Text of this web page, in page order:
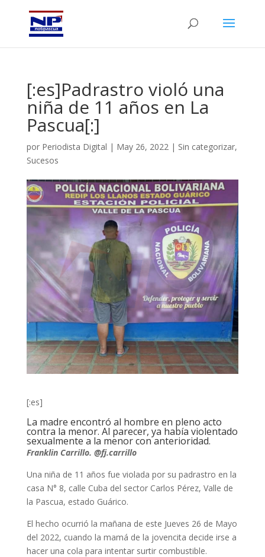
[:es]Padrastro violó una
niña de 11 años en La
Pascua[:]
por Periodista Digital | May 26, 2022| Sin categorizar,
Sucesos
[:es]
La madre encontró al hombre en pleno acto
contra la menor. Al parecer, ya había violentado
sexualmente a la menor con anterioridad.
Franklin Carrillo. @fj.carrillo
Una niña de 11 años fue violada por su padrastro en la
casa N° 8, calle Cuba del sector Carlos Pérez, Valle de
la Pascua, estado Guárico.
El hecho ocurrió la mañana de este Jueves 26 de Mayo
del 2022, cuando la mamá de la jovencita decide irse a
hacer una cola para intentar surtir combustible.